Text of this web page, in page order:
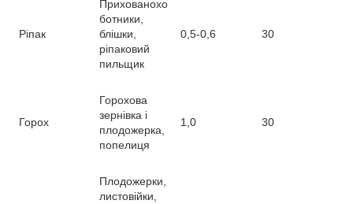
Ріпак
Прихованохо
ботники,
блішки,
ріпаковий
пильщик
0,5-0,6 30
Горох
Горохова
зернівка і
плодожерка,
попелиця
1,0 30
Плодожерки,
листовійки,